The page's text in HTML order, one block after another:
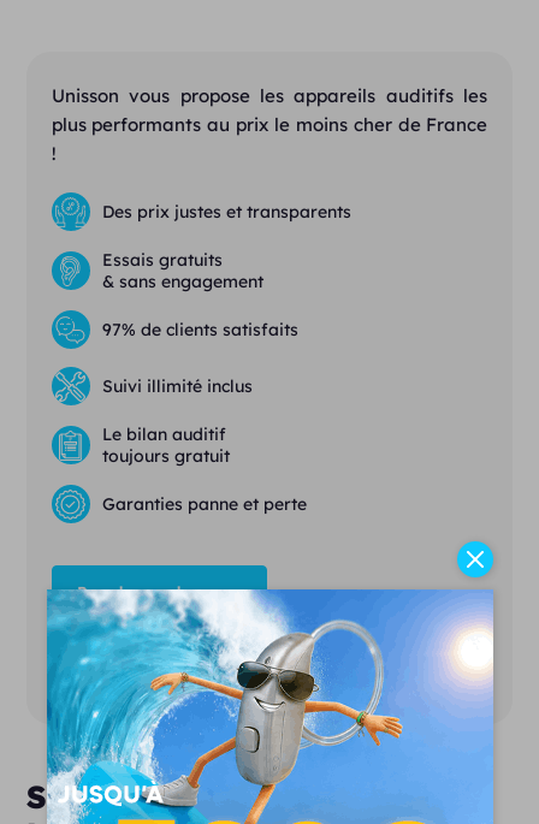
Unisson vous propose les appareils auditifs les
plus performants au prix le moins cher de France
!
Des prix justes et transparents
Essais gratuits
& sans engagement
97% de clients satisfaits
Suivi illimité inclus
Le bilan auditif
toujours gratuit
Garanties panne et perte
Prendre rendez-vous
Demander la brochure
Santé auditive et moto : les